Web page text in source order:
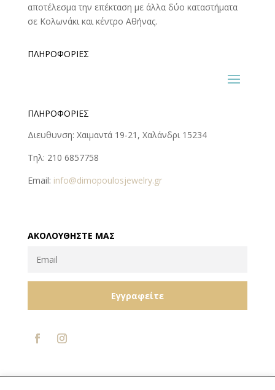
αποτέλεσμα την επέκταση με άλλα δύο καταστήματα
σε Κολωνάκι και κέντρο Αθήνας.
ΠΛΗΡΟΦΟΡΊΕΣ
ΠΛΗΡΟΦΟΡΊΕΣ
Διευθυνση: Χαιμαντά 19-21, Χαλάνδρι 15234
Τηλ: 210 6857758
Email: info@dimopoulosjewelry.gr
ΑΚΟΛΟΥΘΉΣΤΕ ΜΑΣ
Εγγραφείτε